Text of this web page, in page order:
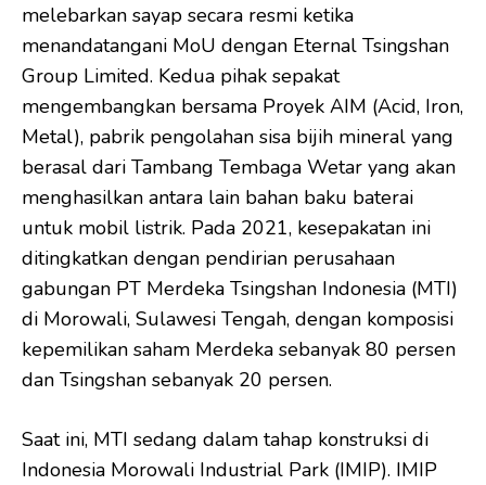
melebarkan sayap secara resmi ketika
menandatangani MoU dengan Eternal Tsingshan
Group Limited. Kedua pihak sepakat
mengembangkan bersama Proyek AIM (Acid, Iron,
Metal), pabrik pengolahan sisa bijih mineral yang
berasal dari Tambang Tembaga Wetar yang akan
menghasilkan antara lain bahan baku baterai
untuk mobil listrik. Pada 2021, kesepakatan ini
ditingkatkan dengan pendirian perusahaan
gabungan PT Merdeka Tsingshan Indonesia (MTI)
di Morowali, Sulawesi Tengah, dengan komposisi
kepemilikan saham Merdeka sebanyak 80 persen
dan Tsingshan sebanyak 20 persen.
Saat ini, MTI sedang dalam tahap konstruksi di
Indonesia Morowali Industrial Park (IMIP). IMIP